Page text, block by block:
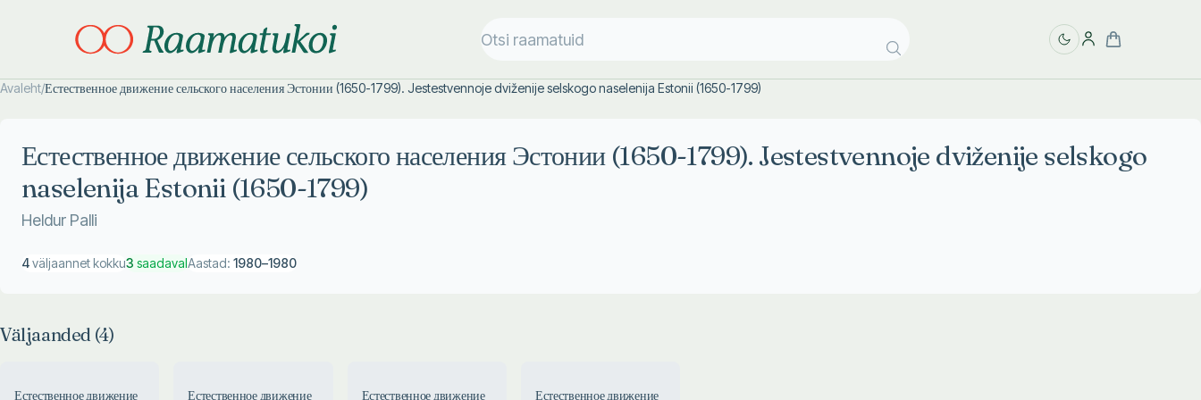
Avaleht/Естественное движение сельского населения Эстонии (1650-1799). Jestestvennoje dviženije selskogo naselenija Estonii (1650-1799)
Естественное движение сельского населения Эстонии (1650-1799). Jestestvennoje dviženije selskogo
naselenija Estonii (1650-1799)
Heldur Palli
4väljaannet kokku3 saadavalAastad: 1980–1980
Väljaanded (4)
Естественное движение
Естественное движение
Естественное движение
Естественное движение